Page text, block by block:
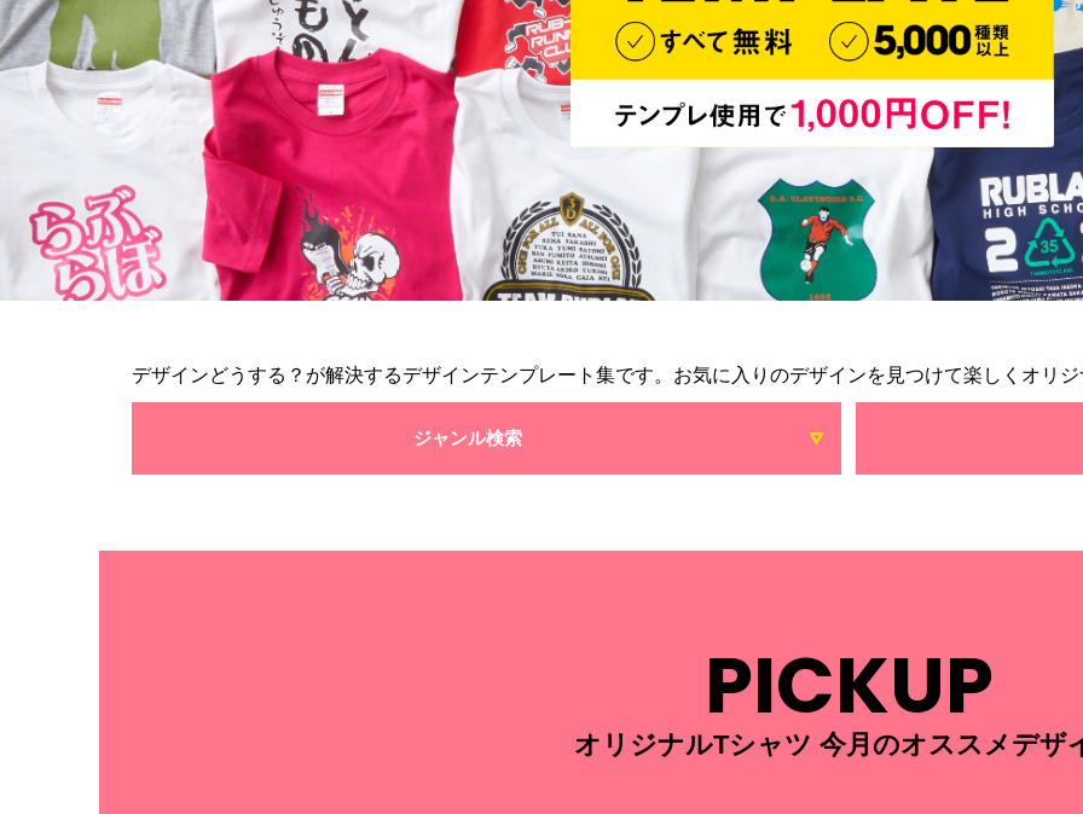
デザインどうする？が解決するデザインテンプレート集です。お気に入りのデザインを見つけて楽しくオリ
ジャンル検索
PICKUP
オリジナルTシャツ 今月のオススメデザ